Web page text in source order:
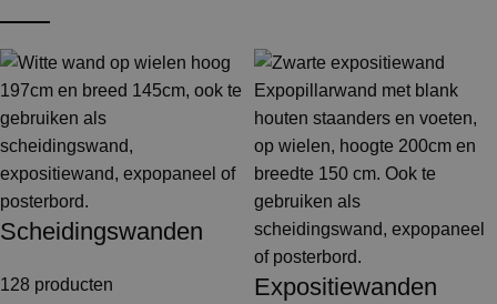
Scheidingswanden
128 producten Expositiewanden